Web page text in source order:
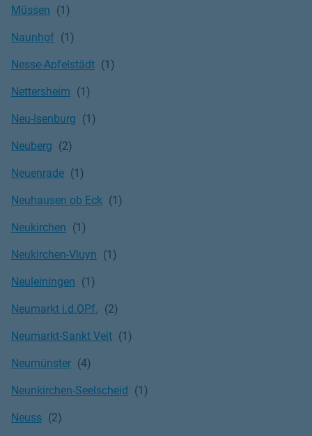
Müssen
Naunhof
Nesse-Apfelstädt
Nettersheim
Neu-Isenburg
Neuberg
Neuenrade
Neuhausen ob Eck
Neukirchen
Neukirchen-Vluyn
Neuleiningen
Neumarkt i.d.OPf.
Neumarkt-Sankt Veit
Neumünster
Neunkirchen-Seelscheid
Neuss